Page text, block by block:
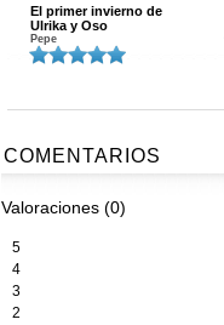
El primer invierno de
Ulrika y Oso
Pepe
COMENTARIOS
Valoraciones (0)
5
4
3
2